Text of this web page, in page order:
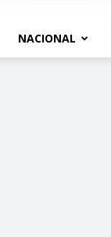
NACIONAL